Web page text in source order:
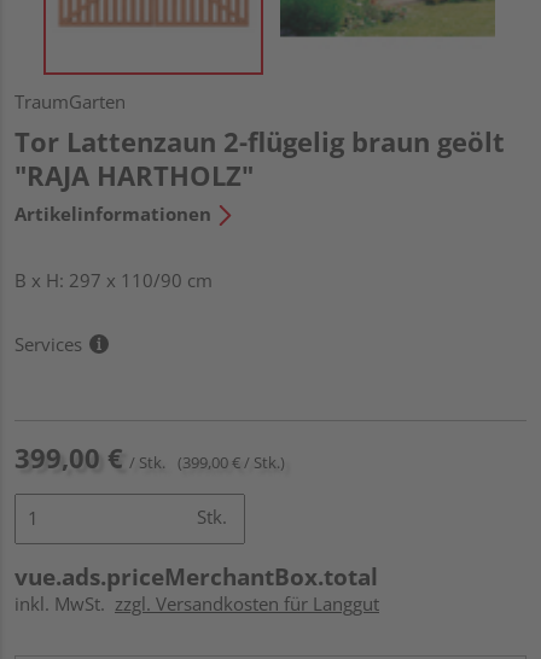
TraumGarten
Tor Lattenzaun 2-flügelig braun geölt
"RAJA HARTHOLZ"
Artikelinformationen
B x H: 297 x 110/90 cm
Services
399,00 € / Stk. (399,00 € / Stk.)
Stk.
vue.ads.priceMerchantBox.total
inkl. MwSt. zzgl. Versandkosten für Langgut